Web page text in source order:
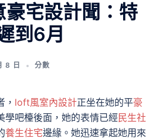
宅設計聞：特
到6月
8 日 分數
， loft風室內設計正坐在她的平豪
學吧檯後面，她的表情已經民生社
養生住宅邊緣。她迅速拿起她用來